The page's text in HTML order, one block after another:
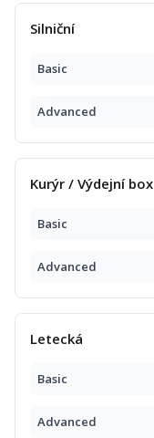
Silniční
Basic
Advanced
Kurýr / Výdejní box
Basic
Advanced
Letecká
Basic
Advanced